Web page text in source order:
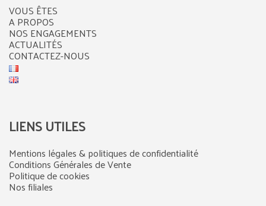
VOUS ÊTES
A PROPOS
NOS ENGAGEMENTS
ACTUALITÉS
CONTACTEZ-NOUS
LIENS UTILES
Mentions légales & politiques de confidentialité
Conditions Générales de Vente
Politique de cookies
Nos filiales